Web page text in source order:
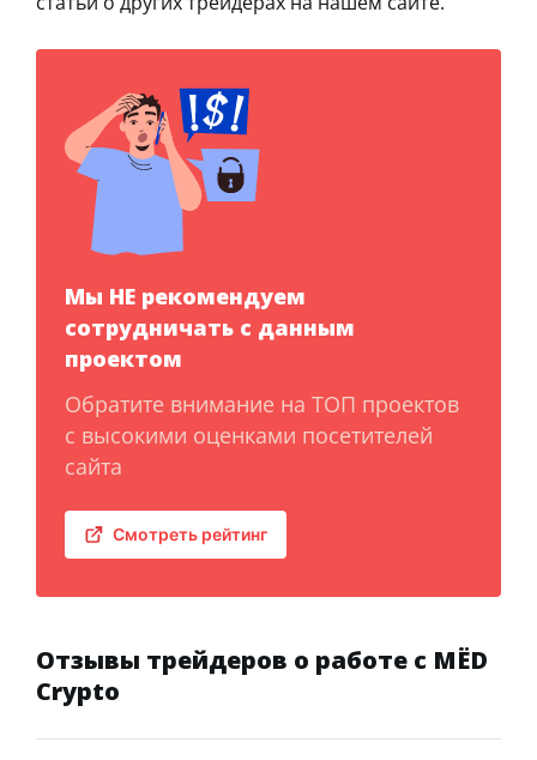
Мы НЕ рекомендуем
сотрудничать с данным
проектом
Обратите внимание на ТОП проектов
с высокими оценками посетителей
сайта
Смотреть рейтинг
Отзывы трейдеров о работе с MЁD
Crypto